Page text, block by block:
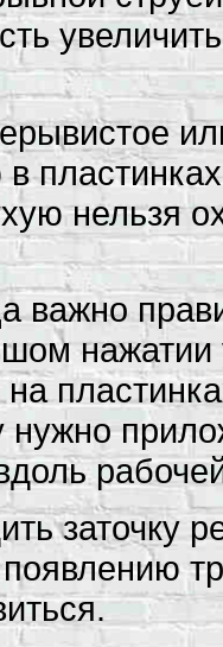
нельзя
важно
нажатии
нужно
заточку
появлению